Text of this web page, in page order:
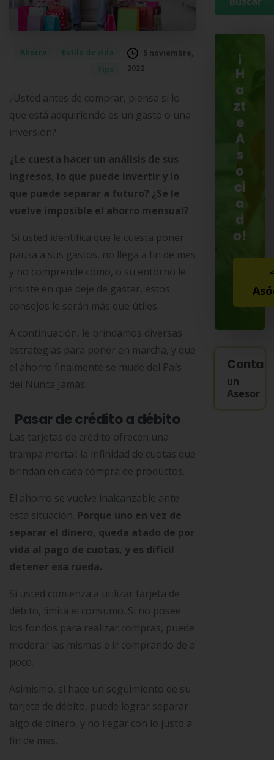
Ahorro
Estilo de vida
Tips
5 noviembre,
2022
¿Usted antes de comprar, piensa si lo
que está adquiriendo es un gasto o una
inversión?
¿Le cuesta hacer un análisis de sus
ingresos, lo que puede invertir y lo
que puede separar a futuro? ¿Se le
vuelve imposible el ahorro mensual?
Si usted identifica que le cuesta poner
pausa a sus gastos, no llega a fin de mes
y no comprende cómo, o su entorno le
insiste en que deje de gastar, estos
consejos le serán más que útiles.
A continuación, le brindamos diversas
estrategias para poner en marcha, y que
el ahorro finalmente se mude del País
del Nunca Jamás.
Pasar de crédito a débito
Las tarjetas de crédito ofrecen una
trampa mortal: la infinidad de cuotas que
brindan en cada compra de productos.
El ahorro se vuelve inalcanzable ante
esta situación. Porque uno en vez de
separar el dinero, queda atado de por
vida al pago de cuotas, y es difícil
detener esa rueda.
Si usted comienza a utilizar tarjeta de
débito, limita el consumo. Si no posee
los fondos para realizar compras, puede
moderar las mismas e ir comprando de a
poco.
Asimismo, si hace un seguimiento de su
tarjeta de débito, puede lograr separar
algo de dinero, y no llegar con lo justo a
fin de mes.
¡
H
a
zt
e
A
s
o
ci
a
d
o!
un
Asesor